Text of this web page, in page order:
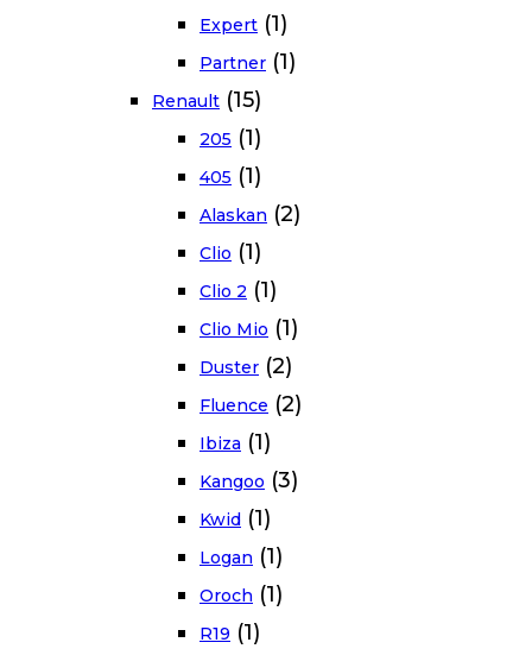
Expert (1)
Partner (1)
Renault (15)
205 (1)
405 (1)
Alaskan (2)
Clio (1)
Clio 2 (1)
Clio Mio (1)
Duster (2)
Fluence (2)
Ibiza (1)
Kangoo (3)
Kwid (1)
Logan (1)
Oroch (1)
R19 (1)